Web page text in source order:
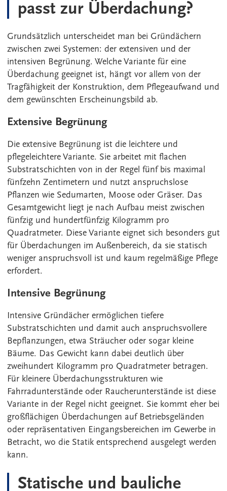
passt zur Überdachung?
Grundsätzlich unterscheidet man bei Gründächern
zwischen zwei Systemen: der extensiven und der
intensiven Begrünung. Welche Variante für eine
Überdachung geeignet ist, hängt vor allem von der
Tragfähigkeit der Konstruktion, dem Pflegeaufwand und
dem gewünschten Erscheinungsbild ab.
Extensive Begrünung
Die extensive Begrünung ist die leichtere und
pflegeleichtere Variante. Sie arbeitet mit flachen
Substratschichten von in der Regel fünf bis maximal
fünfzehn Zentimetern und nutzt anspruchslose
Pflanzen wie Sedumarten, Moose oder Gräser. Das
Gesamtgewicht liegt je nach Aufbau meist zwischen
fünfzig und hundertfünfzig Kilogramm pro
Quadratmeter. Diese Variante eignet sich besonders gut
für Überdachungen im Außenbereich, da sie statisch
weniger anspruchsvoll ist und kaum regelmäßige Pflege
erfordert.
Intensive Begrünung
Intensive Gründächer ermöglichen tiefere
Substratschichten und damit auch anspruchsvollere
Bepflanzungen, etwa Sträucher oder sogar kleine
Bäume. Das Gewicht kann dabei deutlich über
zweihundert Kilogramm pro Quadratmeter betragen.
Für kleinere Überdachungsstrukturen wie
Fahrradunterstände oder Raucherunterstände ist diese
Variante in der Regel nicht geeignet. Sie kommt eher bei
großflächigen Überdachungen auf Betriebsgeländen
oder repräsentativen Eingangsbereichen im Gewerbe in
Betracht, wo die Statik entsprechend ausgelegt werden
kann.
Statische und bauliche